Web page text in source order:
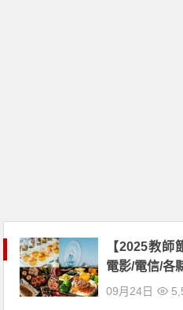
【2025教
電影/電信/各
09月24日